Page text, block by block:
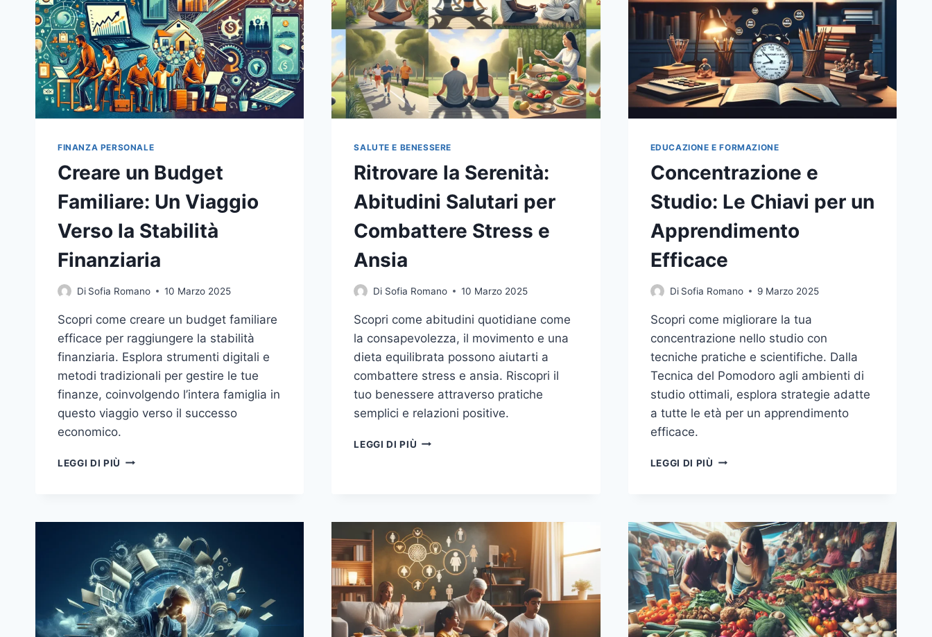
IL
TUO
BENESSERE
FINANZA PERSONALE
Creare un Budget
Familiare: Un Viaggio
Verso la Stabilità
Finanziaria
Di Sofia Romano 10 Marzo 2025
Scopri come creare un budget familiare
efficace per raggiungere la stabilità
finanziaria. Esplora strumenti digitali e
metodi tradizionali per gestire le tue
finanze, coinvolgendo l’intera famiglia in
questo viaggio verso il successo
economico.
LEGGI DI PIÙ CREARE
VIAGGIO
VERSO
LA
STABILITÀ
FINANZIARIA
SALUTE E BENESSERE
Ritrovare la Serenità:
Abitudini Salutari per
Combattere Stress e
Ansia
Di Sofia Romano 10 Marzo 2025
Scopri come abitudini quotidiane come
la consapevolezza, il movimento e una
dieta equilibrata possono aiutarti a
combattere stress e ansia. Riscopri il
tuo benessere attraverso pratiche
semplici e relazioni positive.
LEGGI DI PIÙ RITROVARE
COMBATTERE
STRESS
E
ANSIA
EDUCAZIONE E FORMAZIONE
Concentrazione e
Studio: Le Chiavi per un
Apprendimento
Efficace
Di Sofia Romano 9 Marzo 2025
Scopri come migliorare la tua
concentrazione nello studio con
tecniche pratiche e scientifiche. Dalla
Tecnica del Pomodoro agli ambienti di
studio ottimali, esplora strategie adatte
a tutte le età per un apprendimento
efficace.
LEGGI DI PIÙ CONCENTRAZIONE
PER
UN
APPRENDIMENTO
EFFICACE